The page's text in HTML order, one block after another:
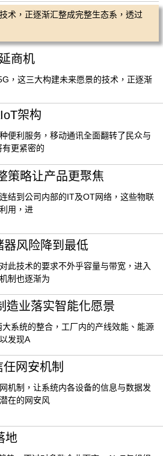
术，正逐渐汇整成完整生态系，透过
商机
，这三大构建未来愿景的技术，正逐渐
架构
便利服务，移动通讯全面翻转了民众与
更紧密的
策略让产品更聚焦
结到公司内部的IT及OT网络，这些物联
用，进
器风险降到最低
此技术的要求不外乎容量与带宽，进入
制也逐渐为
造业落实智能化愿景
系统的整合，工厂内的产线效能、能源
发现A
网安机制
机制，让系统内各设备的信息与数据发
在的网安风
地